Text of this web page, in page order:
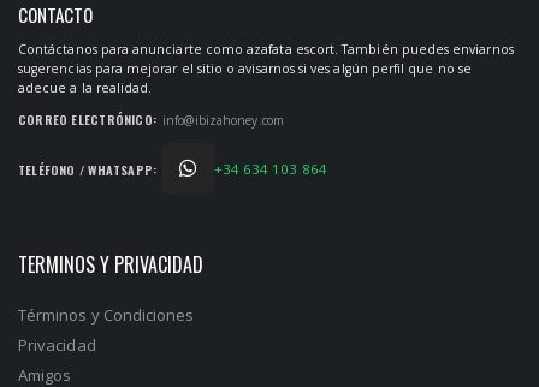
CONTACTO
Contáctanos para anunciarte como azafata escort. También puedes enviarnos
sugerencias para mejorar el sitio o avisarnos si ves algún perfil que no se
adecue a la realidad.
CORREO ELECTRÓNICO: info@ibizahoney.com
TELÉFONO / WHATSAPP: +34 634 103 864
TERMINOS Y PRIVACIDAD
Términos y Condiciones
Privacidad
Amigos